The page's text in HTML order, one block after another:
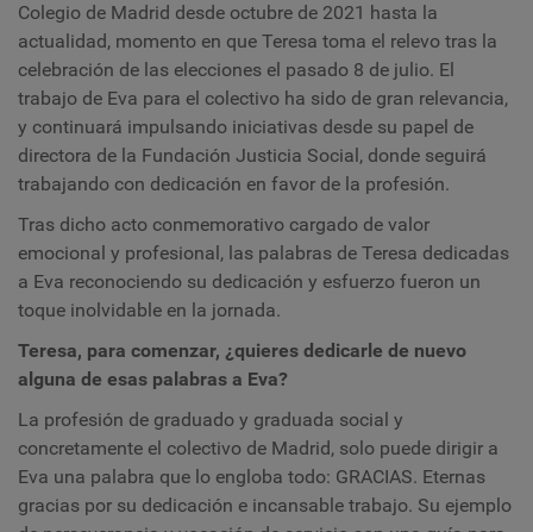
Colegio de Madrid desde octubre de 2021 hasta la
actualidad, momento en que Teresa toma el relevo tras la
celebración de las elecciones el pasado 8 de julio. El
trabajo de Eva para el colectivo ha sido de gran relevancia,
y continuará impulsando iniciativas desde su papel de
directora de la Fundación Justicia Social, donde seguirá
trabajando con dedicación en favor de la profesión.
Tras dicho acto conmemorativo cargado de valor
emocional y profesional, las palabras de Teresa dedicadas
a Eva reconociendo su dedicación y esfuerzo fueron un
toque inolvidable en la jornada.
Teresa, para comenzar, ¿quieres dedicarle de nuevo
alguna de esas palabras a Eva?
La profesión de graduado y graduada social y
concretamente el colectivo de Madrid, solo puede dirigir a
Eva una palabra que lo engloba todo: GRACIAS. Eternas
gracias por su dedicación e incansable trabajo. Su ejemplo